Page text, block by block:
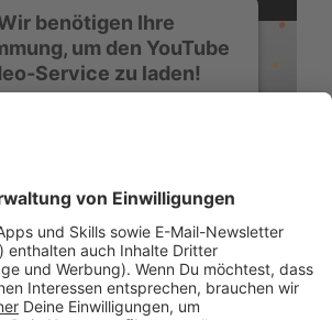
benötigen Ihre
um den YouTube
Service zu laden!
zu Ihren Aktivitäten
durch und stimmen Sie der
des Service zu, um dieses
Video anzusehen.